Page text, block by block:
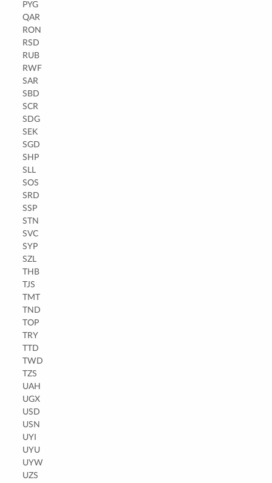
PYG
QAR
RON
RSD
RUB
RWF
SAR
SBD
SCR
SDG
SEK
SGD
SHP
SLL
SOS
SRD
SSP
STN
SVC
SYP
SZL
THB
TJS
TMT
TND
TOP
TRY
TTD
TWD
TZS
UAH
UGX
USD
USN
UYI
UYU
UYW
UZS